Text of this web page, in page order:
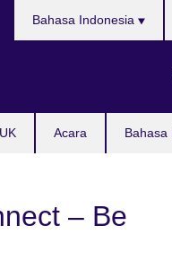
Acara Bahasa
Bahasa Indonesia
– Be